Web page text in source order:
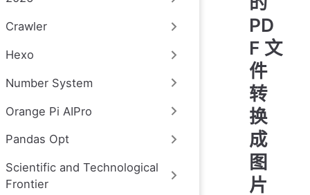
Crawler
Hexo
Number System
Orange Pi AIPro
Pandas Opt
Scientific and Technological
Frontier
PD
F 文
件
转
换
成
图
片